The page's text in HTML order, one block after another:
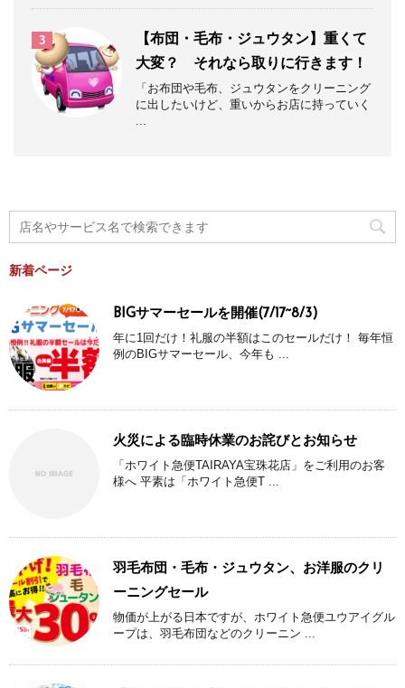
3
【布団・毛布・ジュウタン】重くて
大変？ それなら取りに行きます！
「お布団や毛布、ジュウタンをクリーニング
に出したいけど、重いからお店に持っていく
新着ページ
BIGサマーセールを開催(7/17~8/3)
年に1回だけ！礼服の半額はこのセールだけ！ 毎年恒
例のBIGサマーセール、今年も ...
火災による臨時休業のお詫びとお知らせ
「ホワイト急便TAIRAYA宝珠花店」をご利用のお客
様へ 平素は「ホワイト急便T ...
羽毛布団・毛布・ジュウタン、お洋服のクリ
ーニングセール
物価が上がる日本ですが、ホワイト急便ユウアイグル
ープは、羽毛布団などのクリーニン ...